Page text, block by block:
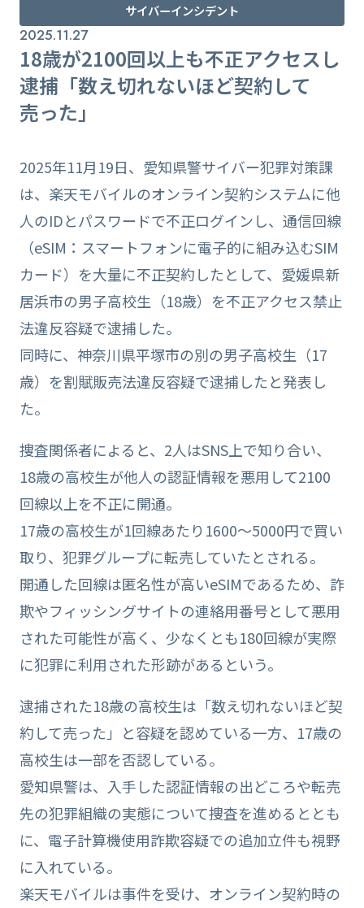
サイバーインシデント
2025.11.27
18歳が2100回以上も不正アクセスし
逮捕「数え切れないほど契約して
売った」
2025年11月19日、愛知県警サイバー犯罪対策課
は、楽天モバイルのオンライン契約システムに他
人のIDとパスワードで不正ログインし、通信回線
（eSIM：スマートフォンに電子的に組み込むSIM
カード）を大量に不正契約したとして、愛媛県新
居浜市の男子高校生（18歳）を不正アクセス禁止
法違反容疑で逮捕した。
同時に、神奈川県平塚市の別の男子高校生（17
歳）を割賦販売法違反容疑で逮捕したと発表し
た。
捜査関係者によると、2人はSNS上で知り合い、
18歳の高校生が他人の認証情報を悪用して2100
回線以上を不正に開通。
17歳の高校生が1回線あたり1600〜5000円で買い
取り、犯罪グループに転売していたとされる。
開通した回線は匿名性が高いeSIMであるため、詐
欺やフィッシングサイトの連絡用番号として悪用
された可能性が高く、少なくとも180回線が実際
に犯罪に利用された形跡があるという。
逮捕された18歳の高校生は「数え切れないほど契
約して売った」と容疑を認めている一方、17歳の
高校生は一部を否認している。
愛知県警は、入手した認証情報の出どころや転売
先の犯罪組織の実態について捜査を進めるととも
に、電子計算機使用詐欺容疑での追加立件も視野
に入れている。
楽天モバイルは事件を受け、オンライン契約時の